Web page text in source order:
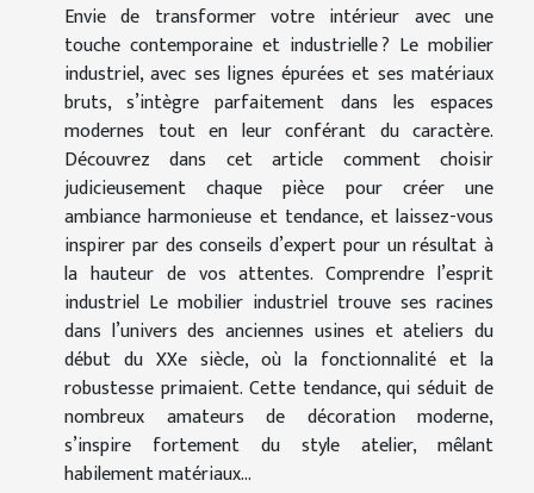
Envie de transformer votre intérieur avec une
touche contemporaine et industrielle ? Le mobilier
industriel, avec ses lignes épurées et ses matériaux
bruts, s’intègre parfaitement dans les espaces
modernes tout en leur conférant du caractère.
Découvrez dans cet article comment choisir
judicieusement chaque pièce pour créer une
ambiance harmonieuse et tendance, et laissez-vous
inspirer par des conseils d’expert pour un résultat à
la hauteur de vos attentes. Comprendre l’esprit
industriel Le mobilier industriel trouve ses racines
dans l’univers des anciennes usines et ateliers du
début du XXe siècle, où la fonctionnalité et la
robustesse primaient. Cette tendance, qui séduit de
nombreux amateurs de décoration moderne,
s’inspire fortement du style atelier, mêlant
habilement matériaux...